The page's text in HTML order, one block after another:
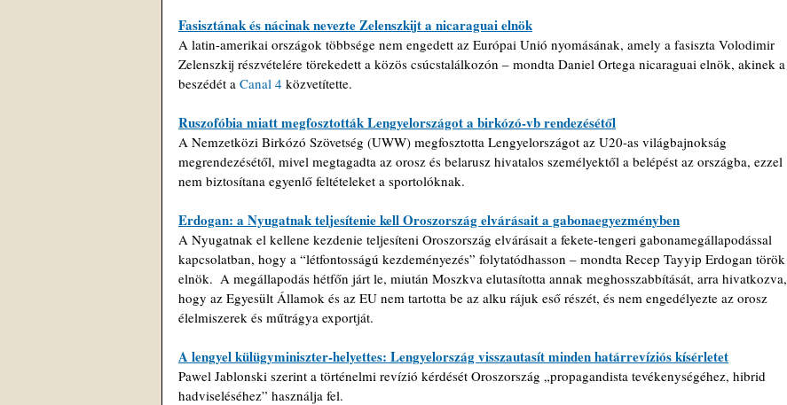
Fasisztának és nácinak nevezte Zelenszkijt a nicaraguai elnök
A latin-amerikai országok többsége nem engedett az Európai Unió nyomásának, amely a fasiszta Volodimir
Zelenszkij részvételére törekedett a közös csúcstalálkozón – mondta Daniel Ortega nicaraguai elnök, akinek a
beszédét a Canal 4 közvetítette.
Ruszofóbia miatt megfosztották Lengyelországot a birkózó-vb rendezésétől
A Nemzetközi Birkózó Szövetség (UWW) megfosztotta Lengyelországot az U20-as világbajnokság
megrendezésétől, mivel megtagadta az orosz és belarusz hivatalos személyektől a belépést az országba, ezzel
nem biztosítana egyenlő feltételeket a sportolóknak.
Erdogan: a Nyugatnak teljesítenie kell Oroszország elvárásait a gabonaegyezményben
A Nyugatnak el kellene kezdenie teljesíteni Oroszország elvárásait a fekete-tengeri gabonamegállapodással
kapcsolatban, hogy a “létfontosságú kezdeményezés” folytatódhasson – mondta Recep Tayyip Erdogan török
elnök.  A megállapodás hétfőn járt le, miután Moszkva elutasította annak meghosszabbítását, arra hivatkozva,
hogy az Egyesült Államok és az EU nem tartotta be az alku rájuk eső részét, és nem engedélyezte az orosz
élelmiszerek és műtrágya exportját.
A lengyel külügyminiszter-helyettes: Lengyelország visszautasít minden határrevíziós kísérletet
Pawel Jablonski szerint a történelmi revízió kérdését Oroszország „propagandista tevékenységéhez, hibrid
hadviseléséhez” használja fel.